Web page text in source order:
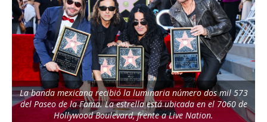
La banda mexicana recibió la luminaria número dos mil 573
del Paseo de la Fama. La estrella está ubicada en el 7060 de
Hollywood Boulevard, frente a Live Nation.